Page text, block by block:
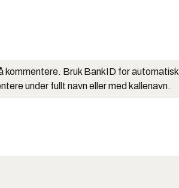
Bruk BankID for automatisk
under fullt navn eller med kallenavn.